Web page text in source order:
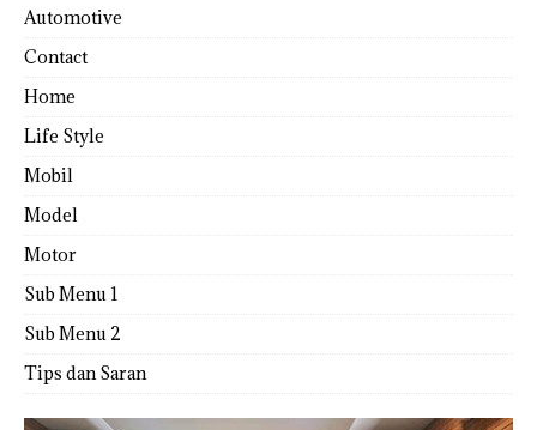
Automotive
Contact
Home
Life Style
Mobil
Model
Motor
Sub Menu 1
Sub Menu 2
Tips dan Saran